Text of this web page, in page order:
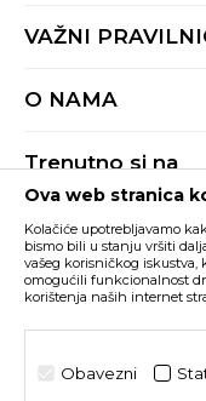
Radno vrijeme 9-16h
Načini isporuke
Reklamacije
VAŽNI
Pravila Sport&Bonus
O NAMA
BUZZ Shopovi
Postani dio BUZZ
Trenutno si na
Buzz Crna Gora
Nastojimo da budemo što
cijena, ali ne možemo
grešaka. Svi artikli prikazani
su dostupni u svakom
©2026
Ova web stranica
Kolačiće upotrebljavamo
bismo bili u stanju vršiti
vašeg korisničkog iskustva,
omogućili funkcionalnost
korištenja naših internet
Obavezni